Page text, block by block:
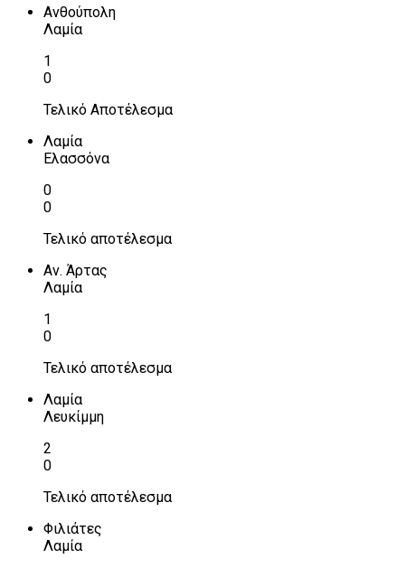
Ανθούπολη
Λαμία
1
0
Τελικό Αποτέλεσμα
Λαμία
Ελασσόνα
0
0
Τελικό αποτέλεσμα
Αν. Άρτας
Λαμία
1
0
Τελικό αποτέλεσμα
Λαμία
Λευκίμμη
2
0
Τελικό αποτέλεσμα
Φιλιάτες
Λαμία